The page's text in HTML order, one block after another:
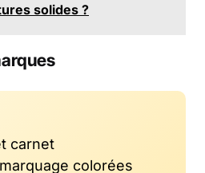
solides ?
carnet
colorées